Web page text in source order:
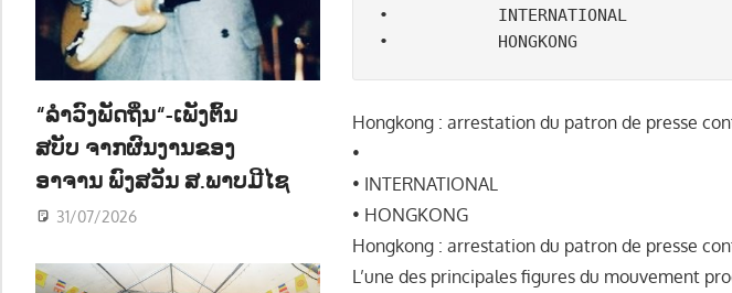
າ
•           INTERNATIONAL
•           HONGKONG
Hongkong : arrestation du patron de presse
•
• INTERNATIONAL
• HONGKONG
Hongkong : arrestation du patron de presse
L’une des principales figures du mouvement
“ລຳວົງພັດຖິ່ນ“-ເພັງຕົ້ນ
ສບັບ ຈາກຜົນງານຂອງ
ອາຈານ ພົງສວັນ ສ.ພາບມີໄຊ
31/07/2026